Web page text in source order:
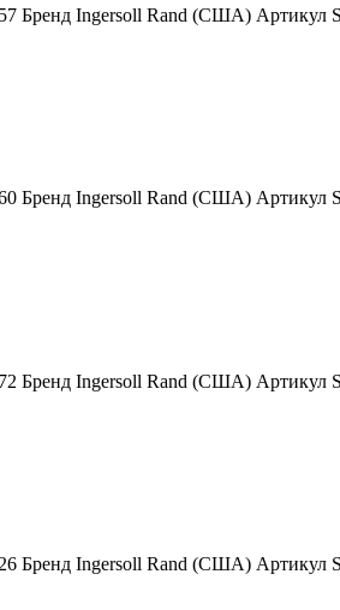
Бренд Ingersoll Rand (США) Артикул
Бренд Ingersoll Rand (США) Артикул
Бренд Ingersoll Rand (США) Артикул
Бренд Ingersoll Rand (США) Артикул